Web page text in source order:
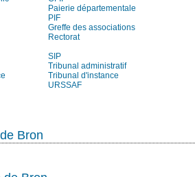
Paierie départementale
PIF
Greffe des associations
Rectorat
SIP
Tribunal administratif
Tribunal d'instance
URSSAF
Bron